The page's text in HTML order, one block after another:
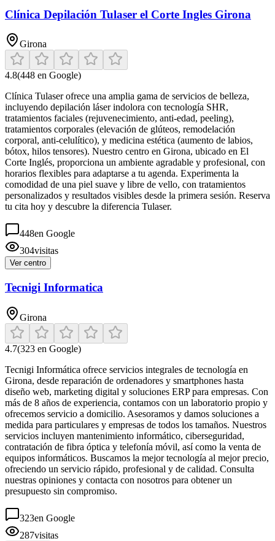
Clínica Depilación Tulaser el Corte Ingles Girona
Girona
4.8(448 en Google)
Clínica Tulaser ofrece una amplia gama de servicios de belleza,
incluyendo depilación láser indolora con tecnología SHR,
tratamientos faciales (rejuvenecimiento, anti-edad, peeling),
tratamientos corporales (elevación de glúteos, remodelación
corporal, anti-celulítico), y medicina estética (aumento de labios,
bótox, hilos tensores). Nuestro centro en Girona, ubicado en El
Corte Inglés, proporciona un ambiente agradable y profesional, con
horarios flexibles para adaptarse a tu agenda. Experimenta la
comodidad de una piel suave y libre de vello, con tratamientos
personalizados y resultados visibles desde la primera sesión. Reserva
tu cita hoy y descubre la diferencia Tulaser.
448en Google
304visitas
Ver centro
Tecnigi Informatica
Girona
4.7(323 en Google)
Tecnigi Informática ofrece servicios integrales de tecnología en
Girona, desde reparación de ordenadores y smartphones hasta
diseño web, marketing digital y soluciones ERP para empresas. Con
más de 8 años de experiencia, contamos con un laboratorio propio y
ofrecemos servicio a domicilio. Asesoramos y damos soluciones a
medida para particulares y empresas de todos los tamaños. Nuestros
servicios incluyen mantenimiento informático, ciberseguridad,
contratación de fibra óptica y telefonía móvil, así como la venta de
equipos informáticos. Buscamos la mejor tecnología al mejor precio,
ofreciendo un servicio rápido, profesional y de calidad. Consulta
nuestras opiniones y contacta con nosotros para obtener un
presupuesto sin compromiso.
323en Google
287visitas